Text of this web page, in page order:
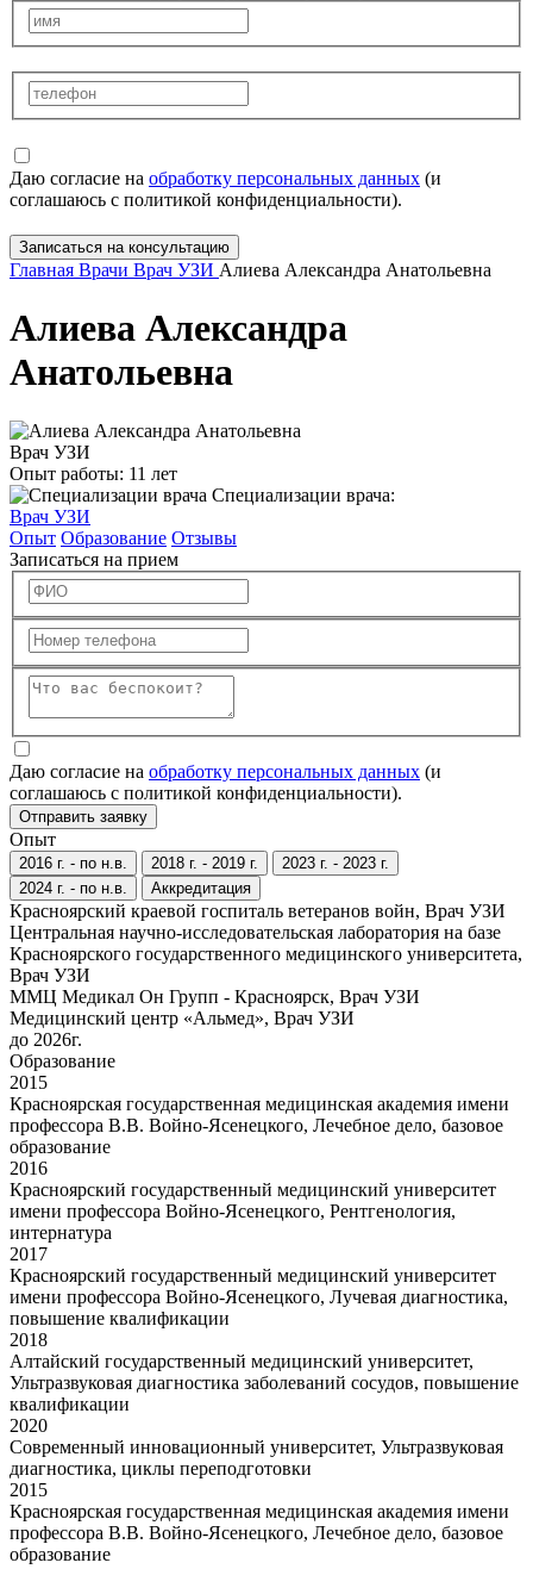
Даю согласие на обработку персональных данных (и
соглашаюсь с политикой конфиденциальности).
Записаться на консультацию
Главная Врачи Врач УЗИ Алиева Александра Анатольевна
Алиева Александра
Анатольевна
Врач УЗИ
Опыт работы: 11 лет
Специализации врача:
Врач УЗИ
Опыт Образование Отзывы
Записаться на прием
Даю согласие на обработку персональных данных (и
соглашаюсь с политикой конфиденциальности).
Отправить заявку
Опыт
2016 г. - по н.в. 2018 г. - 2019 г.
2023 г. - 2023 г.
2024 г. - по н.в.
Аккредитация
Красноярский краевой госпиталь ветеранов войн, Врач УЗИ
Центральная научно-исследовательская лаборатория на базе
Красноярского государственного медицинского университета,
Врач УЗИ
ММЦ Медикал Он Групп - Красноярск, Врач УЗИ
Медицинский центр «Альмед», Врач УЗИ
до 2026г.
Образование
2015
Красноярская государственная медицинская академия имени
профессора В.В. Войно-Ясенецкого, Лечебное дело, базовое
образование
2016
Красноярский государственный медицинский университет
имени профессора Войно-Ясенецкого, Рентгенология,
интернатура
2017
Красноярский государственный медицинский университет
имени профессора Войно-Ясенецкого, Лучевая диагностика,
повышение квалификации
2018
Алтайский государственный медицинский университет,
Ультразвуковая диагностика заболеваний сосудов, повышение
квалификации
2020
Современный инновационный университет, Ультразвуковая
диагностика, циклы переподготовки
2015
Красноярская государственная медицинская академия имени
профессора В.В. Войно-Ясенецкого, Лечебное дело, базовое
образование